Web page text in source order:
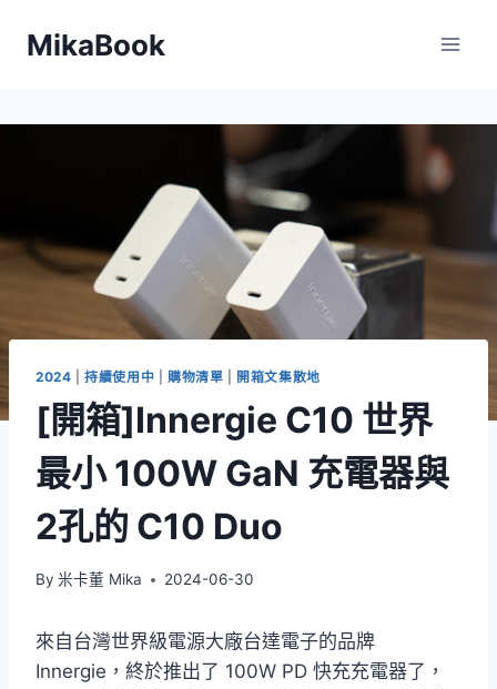
MikaBook
2024 |持續使用中 購物清單 開箱文集散地
[開箱]Innergie C10 世界
最小 100W GaN 充電器與
2孔的 C10 Duo
By 米卡董 Mika 2024-06-30
來自台灣世界級電源大廠台達電子的品牌
Innergie，終於推出了 100W PD 快充充電器了，